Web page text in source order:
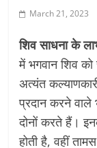
March 21, 2023
शिव साधना के
में भगवान शिव
अत्यंत
प्रदान करने
दोनों करते हैं।
होती है, वहीं